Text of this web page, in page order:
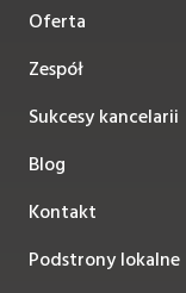
Oferta
Zespół
Sukcesy kancelarii
Blog
Kontakt
Podstrony lokalne